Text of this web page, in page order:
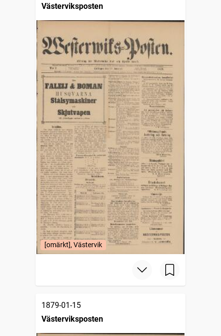
Västerviksposten
[omärkt], Västervik
1879-01-15
Västerviksposten